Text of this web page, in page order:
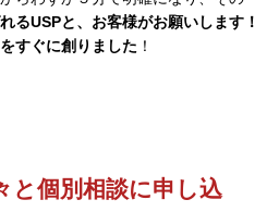
るUSPと、お客様がお願いします！
すぐに創りました ！
と個別相談に申し込